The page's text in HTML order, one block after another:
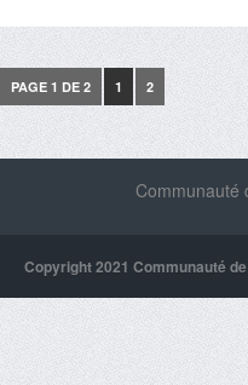
PAGE 1 DE 2 1 2
Communauté
Copyright 2021 Communauté